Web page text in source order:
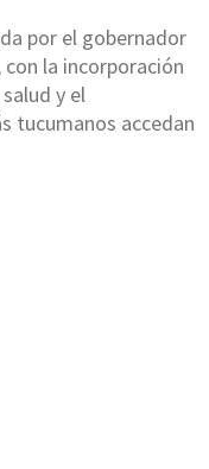
por el gobernador
con la incorporación
y el
tucumanos accedan